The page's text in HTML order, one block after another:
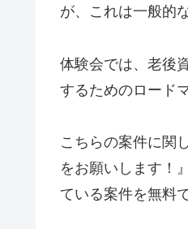
が、これは一般的
体験会では、老後
するためのロード
こちらの案件に関
をお願いします！』
ている案件を無料